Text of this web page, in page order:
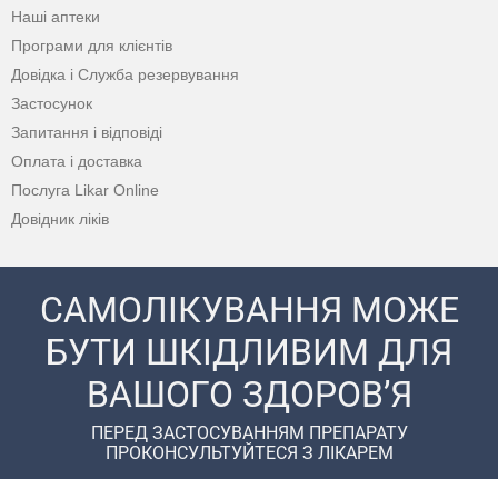
Наші аптеки
Програми для клієнтів
Довідка і Служба резервування
Застосунок
Запитання і відповіді
Оплата і доставка
Послуга Likar Online
Довідник ліків
САМОЛІКУВАННЯ МОЖЕ
БУТИ ШКІДЛИВИМ ДЛЯ
ВАШОГО ЗДОРОВ’Я
ПЕРЕД ЗАСТОСУВАННЯМ ПРЕПАРАТУ
ПРОКОНСУЛЬТУЙТЕСЯ З ЛІКАРЕМ